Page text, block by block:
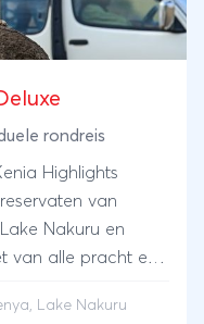
rondreis
Highlights
van
Nakuru en
van alle pracht en
je de reis af met
Lake Nakuru